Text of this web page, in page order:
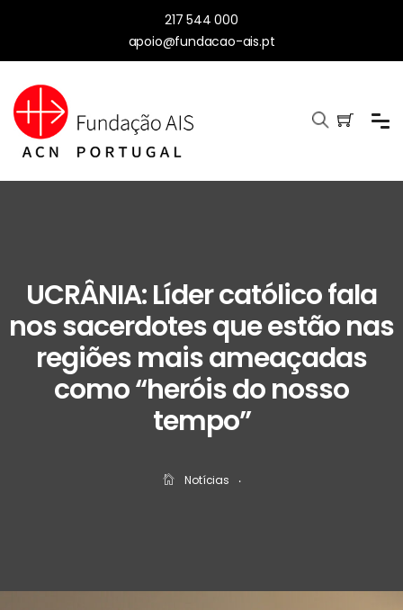
217 544 000
apoio@fundacao-ais.pt
UCRÂNIA: Líder católico fala
nos sacerdotes que estão nas
regiões mais ameaçadas
como “heróis do nosso
tempo”
Notícias ‧